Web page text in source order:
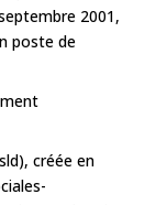
2001,
poste de
créée en